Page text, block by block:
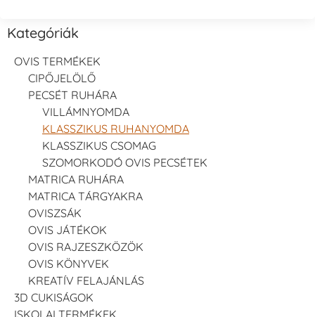
Kategóriák
OVIS TERMÉKEK
CIPŐJELÖLŐ
PECSÉT RUHÁRA
VILLÁMNYOMDA
KLASSZIKUS RUHANYOMDA
KLASSZIKUS CSOMAG
SZOMORKODÓ OVIS PECSÉTEK
MATRICA RUHÁRA
MATRICA TÁRGYAKRA
OVISZSÁK
OVIS JÁTÉKOK
OVIS RAJZESZKÖZÖK
OVIS KÖNYVEK
KREATÍV FELAJÁNLÁS
3D CUKISÁGOK
ISKOLAI TERMÉKEK